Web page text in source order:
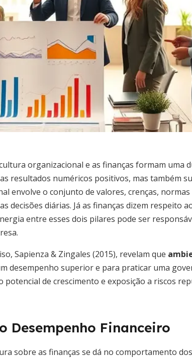
organizacional e as finanças formam uma
resultados numéricos positivos, mas também
envolve o conjunto de valores, crenças, normas
decisões diárias. Já as finanças dizem respeito
entre esses dois pilares pode ser
Sapienza & Zingales (2015), revelam que
desempenho superior e para praticar uma
de crescimento e exposição a riscos
Desempenho Financeiro
sobre as finanças se dá no comportamento